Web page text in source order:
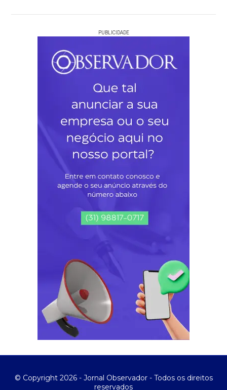
PUBLICIDADE
© Copyright 2026 - Jornal Observador - Todos os direitos
reservados